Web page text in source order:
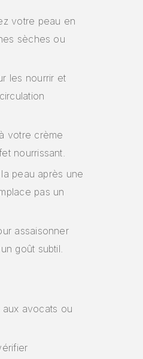
votre peau en
sèches ou
les nourrir et
votre crème
nourrissant.
peau après une
pas un
assaisonner
goût subtil.
aux avocats ou